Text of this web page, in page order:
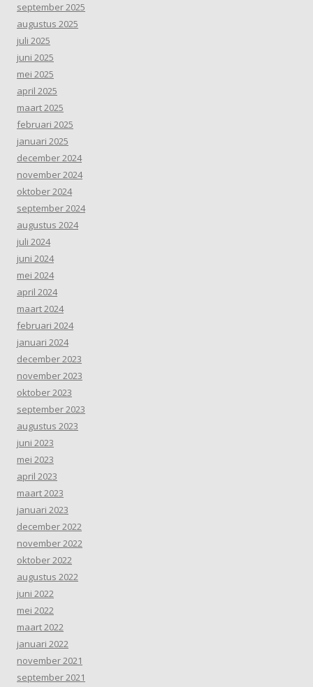
september 2025
augustus 2025
juli 2025
juni 2025
mei 2025
april 2025
maart 2025
februari 2025
januari 2025
december 2024
november 2024
oktober 2024
september 2024
augustus 2024
juli 2024
juni 2024
mei 2024
april 2024
maart 2024
februari 2024
januari 2024
december 2023
november 2023
oktober 2023
september 2023
augustus 2023
juni 2023
mei 2023
april 2023
maart 2023
januari 2023
december 2022
november 2022
oktober 2022
augustus 2022
juni 2022
mei 2022
maart 2022
januari 2022
november 2021
september 2021